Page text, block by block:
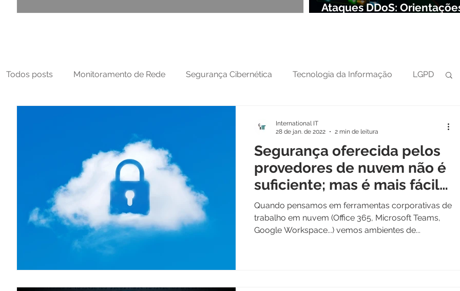
Ataques DDoS:
Todos posts Monitoramento de Rede Segurança Cibernética Tecnologia da Informação LGPD
Segurança oferecida pelos
provedores de nuvem não é
suficiente; mas é mais fácil
do que parece
Quando pensamos em ferramentas corporativas de
trabalho em nuvem (Office 365, Microsoft Teams,
Google Workspace...) vemos ambientes de...
International IT
28 de jan. de 2022
2 min de leitura